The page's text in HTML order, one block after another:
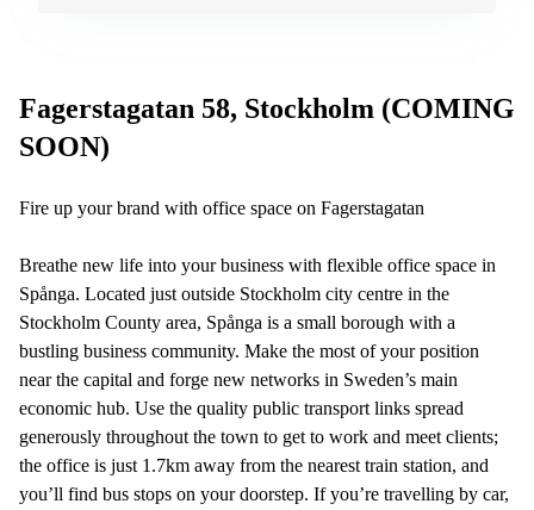
Fagerstagatan 58, Stockholm (COMING
SOON)
Fire up your brand with office space on Fagerstagatan
Breathe new life into your business with flexible office space in
Spånga. Located just outside Stockholm city centre in the
Stockholm County area, Spånga is a small borough with a
bustling business community. Make the most of your position
near the capital and forge new networks in Sweden’s main
economic hub. Use the quality public transport links spread
generously throughout the town to get to work and meet clients;
the office is just 1.7km away from the nearest train station, and
you’ll find bus stops on your doorstep. If you’re travelling by car,